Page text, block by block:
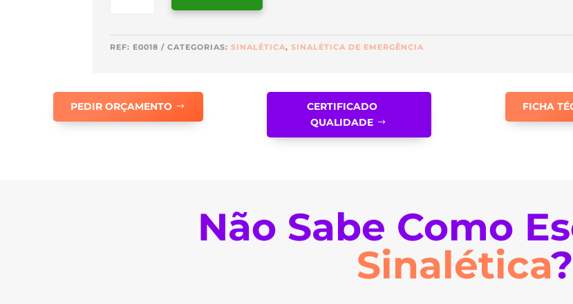
SINALÉTICA
DE
DIREITA
-
E0018
REF: E0018 CATEGORIAS:SINALÉTICA,SINALÉTICA DE EMERGÊNCIA
PEDIR ORÇAMENTO
CERTIFICADO
QUALIDADE
FICHA
Não Sabe Como
Sinalética?